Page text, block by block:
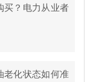
买？电力从业者
老化状态如何准